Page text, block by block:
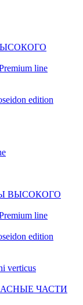
line
edition
ВЫСОКОГО
line
edition
verticus
ЧАСТИ